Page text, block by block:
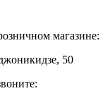
магазине:
50